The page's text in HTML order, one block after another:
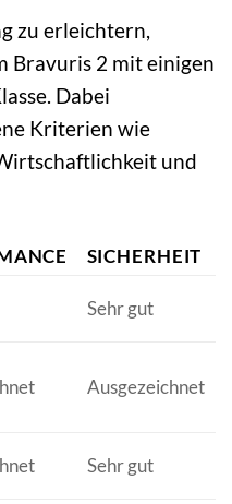
zu erleichtern,
Bravuris 2 mit einigen
Dabei
Kriterien wie
und
SICHERHEIT
Sehr gut
Ausgezeichnet
Sehr gut